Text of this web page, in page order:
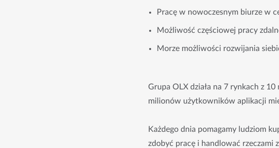
Pracę w nowoczesnym biurze w
Możliwość częściowej pracy
Morze możliwości rozwijania
Grupa OLX działa na 7 rynkach z
milionów użytkowników aplikacji
Każdego dnia pomagamy ludziom
zdobyć pracę i handlować rzeczami